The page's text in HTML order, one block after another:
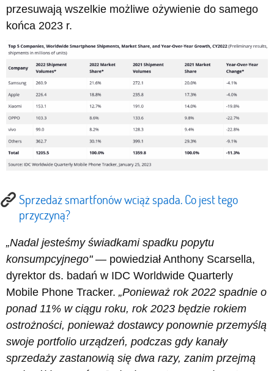
przesuwają wszelkie możliwe ożywienie do samego
końca 2023 r.
Sprzedaż smartfonów wciąż spada. Co jest tego
przyczyną?
„Nadal jesteśmy świadkami spadku popytu
konsumpcyjnego"— powiedział Anthony Scarsella,
dyrektor ds. badań w IDC Worldwide Quarterly
Mobile Phone Tracker. „Ponieważ rok 2022 spadnie o
ponad 11% w ciągu roku, rok 2023 będzie rokiem
ostrożności, ponieważ dostawcy ponownie przemyślą
swoje portfolio urządzeń, podczas gdy kanały
sprzedaży zastanowią się dwa razy, zanim przejmą